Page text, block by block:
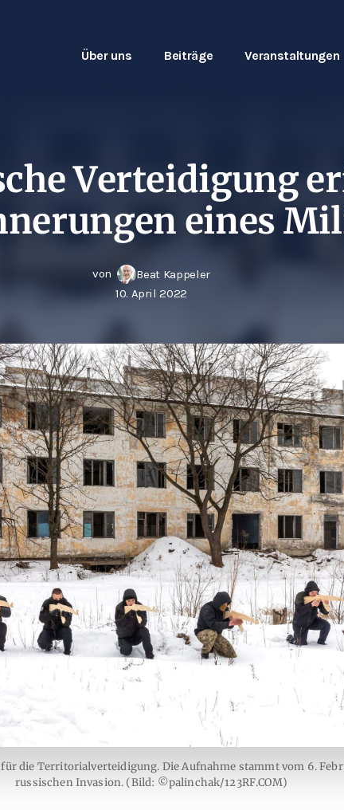
Über uns Beiträge Veranstaltungen
Verteidigung
eines
von
Beat Kappeler
10. April 2022
die Territorialverteidigung. Die Aufnahme stammt vom 6.
russischen Invasion. (Bild: ©palinchak/123RF.COM)